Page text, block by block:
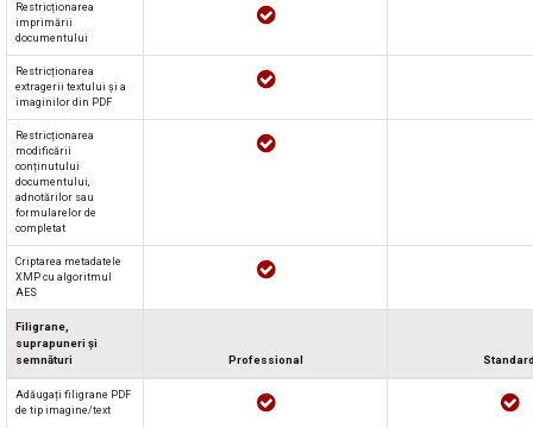
Restricționarea
imprimării
documentului
Restricționarea
extragerii textului și a
imaginilor din PDF
Restricționarea
modificării
conținutului
documentului,
adnotărilor sau
formularelor de
completat
Criptarea metadatele
XMP cu algoritmul
AES
Filigrane,
suprapuneri și
semnături
Professional
Adăugați filigrane PDF
de tip imagine/text